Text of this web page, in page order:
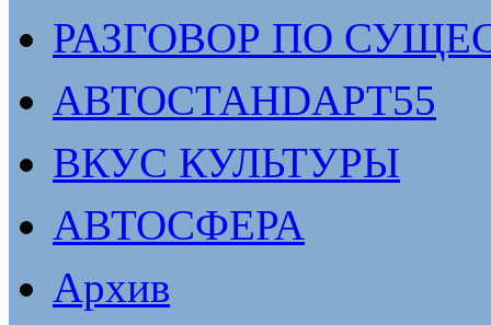
РАЗГОВОР ПО
АВТОСТАНDАРТ55
ВКУС КУЛЬТУРЫ
АВТОСФЕРА
Архив